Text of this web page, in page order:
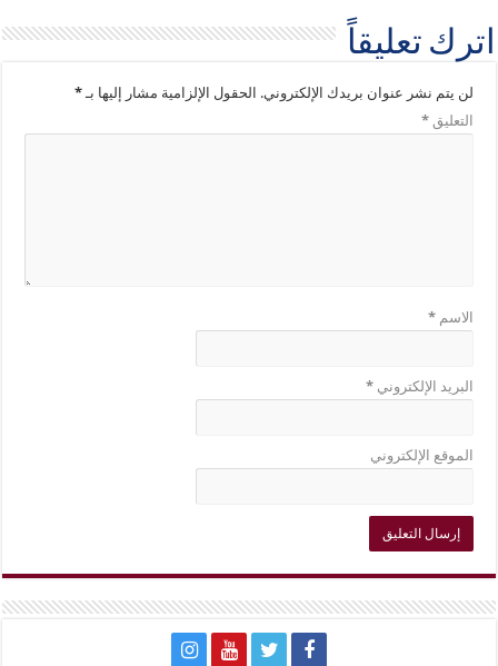
اترك تعليقاً
لن يتم نشر عنوان بريدك الإلكتروني. الحقول الإلزامية مشار إليها بـ*
التعليق*
الاسم*
البريد الإلكتروني*
الموقع الإلكتروني